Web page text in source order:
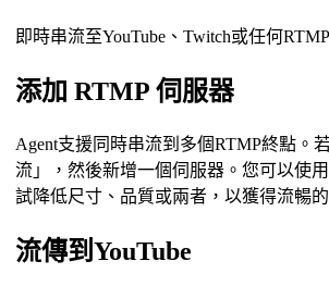
即時串流至YouTube、Twitch或任何
添加 RTMP 伺服器
Agent支援同時串流到多個RTMP終點。
流」，然後新增一個伺服器。您可以使
試降低尺寸、品質或兩者，以獲得流暢的
流傳到YouTube